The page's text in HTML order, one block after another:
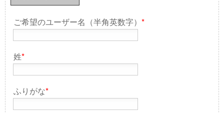
ご希望のユーザー名（半角英数字） *
姓*
ふりがな*